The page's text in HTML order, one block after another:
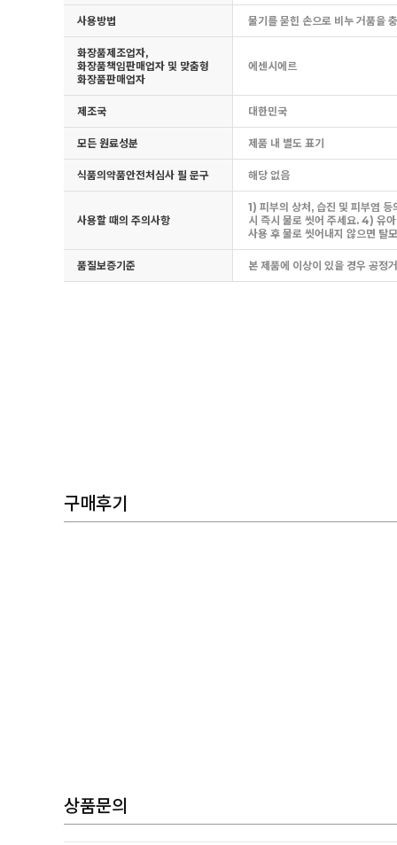
사용방법 물기를 묻힌 손으로 비누 거품을
화장품제조업자,
화장품책임판매업자 및 맞춤형
화장품판매업자
에센시에르
제조국 대한민국
모든 원료성분 제품 내 별도 표기
식품의약품안전처심사 필 문구 해당 없음
사용할 때의 주의사항
1) 피부의 상처, 습진 및 피부염
시 즉시 물로 씻어 주세요. 4) 유
사용 후 물로 씻어내지 않으면 탈
품질보증기준 본 제품에 이상이 있을 경우 공정
구매후기
상품문의